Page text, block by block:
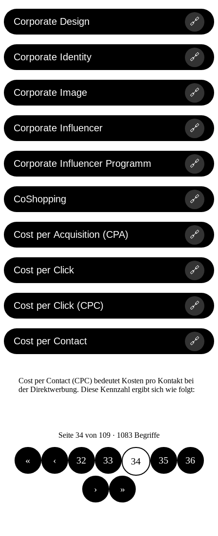
Corporate Design 🔗
Corporate Identity 🔗
Corporate Image 🔗
Corporate Influencer 🔗
Corporate Influencer Programm 🔗
CoShopping 🔗
Cost per Acquisition (CPA) 🔗
Cost per Click 🔗
Cost per Click (CPC) 🔗
Cost per Contact 🔗
Cost per Contact (CPC) bedeutet Kosten pro Kontakt bei
der Direktwerbung. Diese Kennzahl ergibt sich wie folgt:
Seite 34 von 109 · 1083 Begriffe
« ‹ 32 33 34 35 36
› »